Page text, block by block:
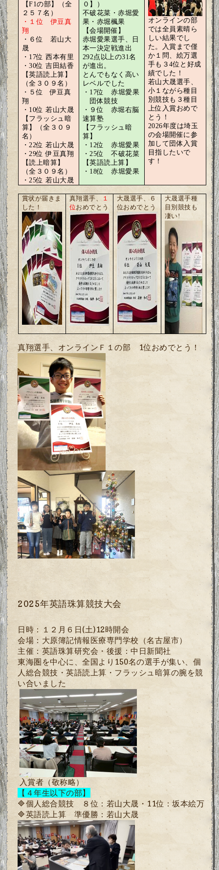
【F1の部】（全
２５７名）
・１位 伊豆真
翔
・６位 若山大
晟
・ 17位 西本有里
・30位 吉田結香
【英語読上算】
（全３０９名）
・５位
伊豆真
翔
・ 10位 若山大晟
【フラッシュ暗
算】（全３０９
名）
・22位 若山大晟
・29位 伊豆真翔
【読上暗算】
（全３０９名）
・25位 若山大晟
０】）
不破花菜・赤堀愛
果・赤堀楓果
【会場開催】
赤堀愛果選手、日
本一決定戦進出
292点以上の31名
が進出。
とんでもなく高い
レベルでした
・ 17位 赤堀愛果
団体競技
・９位 赤堀右脳
速算塾
【フラッシュ暗
算】
・ 12位 赤堀愛果
・25位 不破花菜
【英語読上算】
・ 18位 赤堀愛果
オンラインの部
では全員素晴ら
しい結果でし
た。入賞まで僅
か１問、絵万選
手も３4位と好成
績でした！
若山大晟選手、
小１ながら種目
別競技も３種目
上位入賞おめで
とう！
2026年度は埼玉
の会場開催に参
加して団体入賞
目指したいで
す！
賞状が届きま
した！
真翔選手、
１
位おめでとう
大晟選手、６
位おめでとう
大晟選手種
目別競技も
凄い!
真翔選手、オンラインＦ１の部 1位おめでとう！
2025年英語珠算競技大会
日時：１２月６日(土)12時開会
会場：大原簿記情報医療専門学校（名古屋市）
主催：英語珠算研究会・後援：中日新聞社
東海圏を中心に、全国より 150名の選手が集い、個
人総合競技・英語読上算・フラッシュ暗算の腕を競
い合いました
入賞者（敬称略）
【４年生以下の部】
🔷個人総合競技 ８位：若山大晟・11位：坂本絵万
🔷英語読上算 準優勝：若山大晟